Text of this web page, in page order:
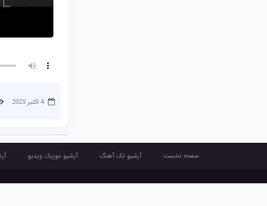
4 اکتبر 2025
صفحه نخست آرشیو تک آهنگ آرشیو موزیک ویدیو